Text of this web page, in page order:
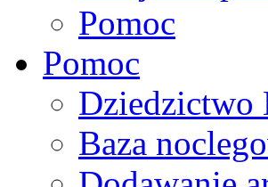
Pomoc
Pomoc
Dziedzictwo
Baza